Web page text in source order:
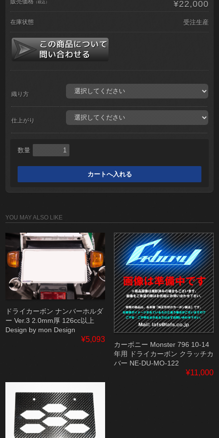
（税込） ¥22,000
在庫状態 受注生産
織り方
仕上がり
数量
YOU MAY ALSO LIKE
ドライカーボン ナンバーホルダ
ー Ver.3 2.0mm厚 126cc以上
Design by mon Design
¥5,093
カーボニー Monster 796 10-14
年用 ドライカーボン クラッチカ
バー NE-DU-MO-122
¥11,000